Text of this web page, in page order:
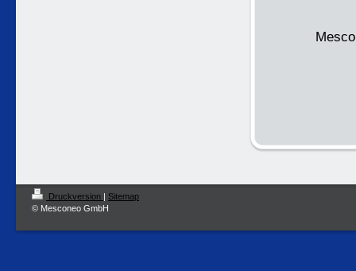
Druckversion | Sitemap
© Mesconeo GmbH